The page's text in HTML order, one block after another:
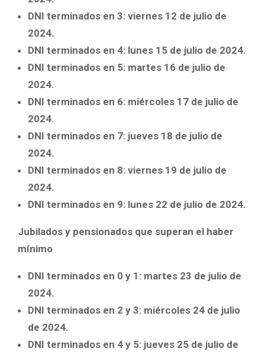
DNI terminados en 3: viernes 12 de julio de
2024.
DNI terminados en 4: lunes 15 de julio de 2024.
DNI terminados en 5: martes 16 de julio de
2024.
DNI terminados en 6: miércoles 17 de julio de
2024.
DNI terminados en 7: jueves 18 de julio de
2024.
DNI terminados en 8: viernes 19 de julio de
2024.
DNI terminados en 9: lunes 22 de julio de 2024.
Jubilados y pensionados que superan el haber
mínimo
DNI terminados en 0 y 1: martes 23 de julio de
2024.
DNI terminados en 2 y 3: miércoles 24 de julio
de 2024.
DNI terminados en 4 y 5: jueves 25 de julio de